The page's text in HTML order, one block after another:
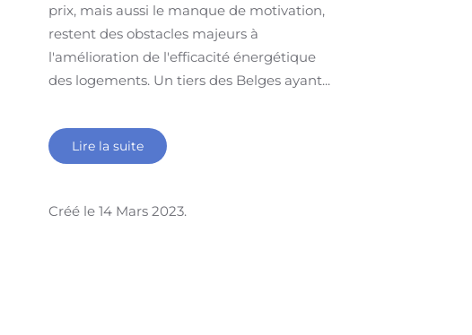
prix, mais aussi le manque de motivation,
restent des obstacles majeurs à
l'amélioration de l'efficacité énergétique
des logements. Un tiers des Belges ayant...
Lire la suite
Créé le 14 Mars 2023.